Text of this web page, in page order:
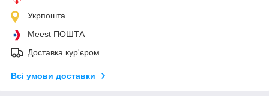
Укрпошта
Meest ПОШТА
Доставка кур'єром
Всі умови доставки